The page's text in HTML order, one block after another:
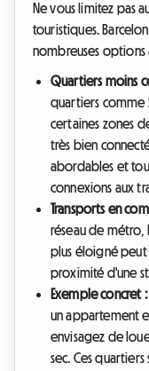
Ne vous limitez pas
touristiques.
nombreuses options
Quartiers moins
quartiers comme
certaines zones
très bien
abordables et
connexions aux
Transports en
réseau de métro,
plus éloigné peut
proximité d'une
Exemple concret :
un appartement
envisagez de
sec. Ces